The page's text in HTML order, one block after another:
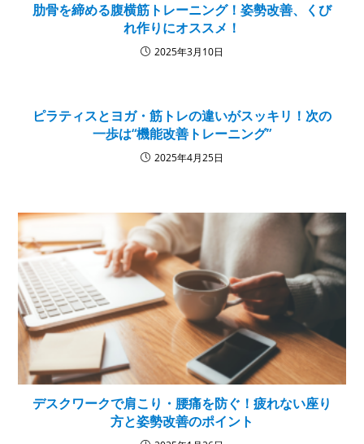
肋骨を締める腹横筋トレーニング！姿勢改善、くび
れ作りにオススメ！
2025年3月10日
ピラティスとヨガ・筋トレの違いがスッキリ！次の
一歩は“機能改善トレーニング”
2025年4月25日
デスクワークで肩こり・腰痛を防ぐ！疲れない座り
方と姿勢改善のポイント